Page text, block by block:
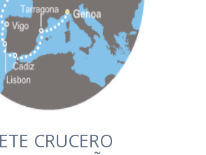
CRUCERO